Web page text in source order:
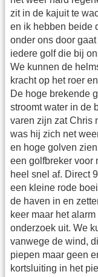
zit in de kajuit te
en ik hebben beide
onder ons door
iedere golf die bij
We kunnen de
kracht op het roer
De hoge brekende
stroomt water in de
varen zijn zat Chris
was hij zich net
en hoge golven
een golfbreker voor
heel snel af. Direct
een kleine rode
de haven in en
keer maar het
onderzoek uit. We
vanwege de wind,
piepen maar geen
kortsluiting in het